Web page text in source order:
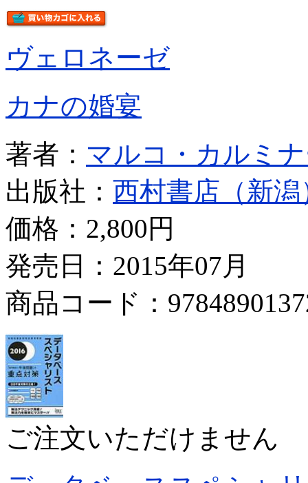
ヴェロネーゼ
カナの婚宴
著者： マルコ・カルミ
出版社： 西村書店（新潟
価格： 2,800円
発売日：2015年07月
商品コード：
ご注文いただけません